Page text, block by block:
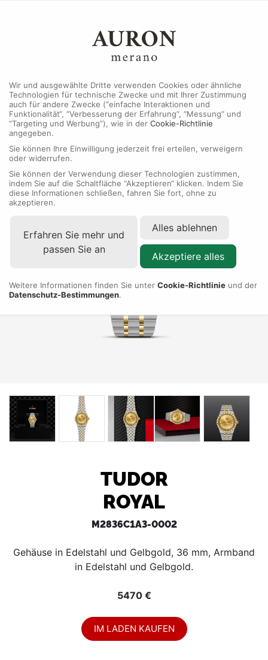
NEUE2026
TUDOR
ROYAL
M2836C1A3-0002
Gehäuse in Edelstahl und Gelbgold, 36 mm, Armband
in Edelstahl und Gelbgold.
5470 €
IM LADEN KAUFEN
Wir und ausgewählte Dritte verwenden Cookies oder ähnliche
Technologien für technische Zwecke und mit Ihrer Zustimmung
auch für andere Zwecke (“einfache Interaktionen und
Funktionalität“, “Verbesserung der Erfahrung“, “Messung“ und
“Targeting und Werbung”), wie in der Cookie-Richtlinie
angegeben.
Sie können Ihre Einwilligung jederzeit frei erteilen, verweigern
oder widerrufen.
Sie können der Verwendung dieser Technologien zustimmen,
indem Sie auf die Schaltfläche “Akzeptieren“ klicken. Indem Sie
diese Informationen schließen, fahren Sie fort, ohne zu
akzeptieren.
Erfahren Sie mehr und
passen Sie an
Alles ablehnen
Akzeptiere alles
Weitere Informationen finden Sie unter Cookie-Richtlinie und der
Datenschutz-Bestimmungen.